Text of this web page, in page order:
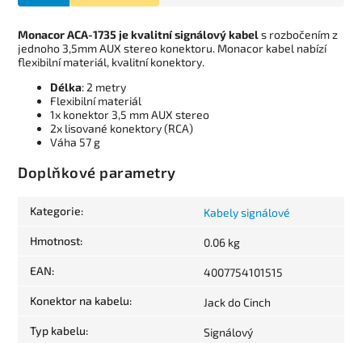
Monacor ACA-1735 je kvalitní signálový kabels rozbočením z
jednoho 3,5mm AUX stereo konektoru. Monacor kabel nabízí
flexibilní materiál, kvalitní konektory.
Délka: 2 metry
Flexibilní materiál
1x konektor 3,5 mm AUX stereo
2x lisované konektory (RCA)
Váha 57 g
Doplňkové parametry
Kategorie: Kabely signálové
Hmotnost: 0.06 kg
EAN: 4007754101515
Konektor na kabelu: Jack do Cinch
Typ kabelu: Signálový